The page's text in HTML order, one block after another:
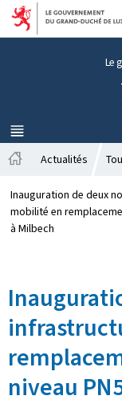
Le
MENU
PRINCIPAL
c
c
u
Actualités
Inauguration de deux
mobilité en
à Milbech
niveau